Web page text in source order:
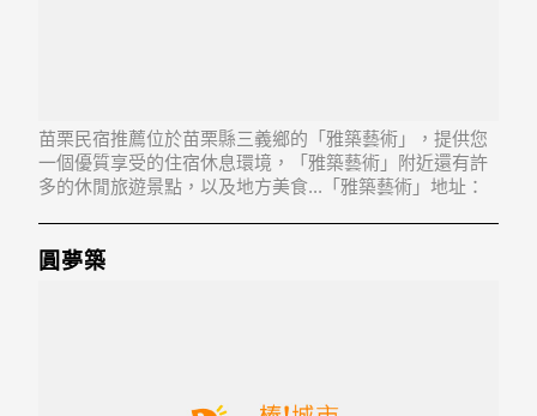
苗栗民宿推薦位於苗栗縣三義鄉的「雅築藝術」，提供您
一個優質享受的住宿休息環境，「雅築藝術」附近還有許
多的休閒旅遊景點，以及地方美食...「雅築藝術」地址：
圓夢築